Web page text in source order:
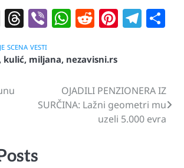
X Threads
ViberWhatsApp
Reddit
SCENA VESTI
, kulić, miljana, nezavisni.rs
OJADILI PENZIONERA IZ
SURČINA: Lažni geometri mu
uzeli 5.000 evra